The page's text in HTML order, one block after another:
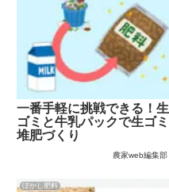
一番手軽に挑戦できる！生
ゴミと牛乳パックで生ゴミ
堆肥づくり
農家web編集部
ぼかし肥料